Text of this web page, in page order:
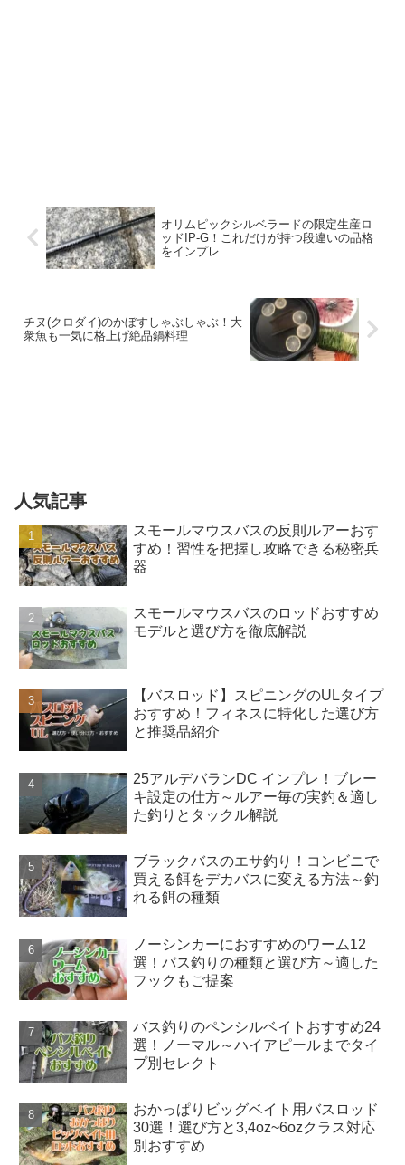
オリムピックシルベラードの限定生産ロ
ッドIP-G！これだけが持つ段違いの品格
をインプレ
チヌ(クロダイ)のかぼすしゃぶしゃぶ！大
衆魚も一気に格上げ絶品鍋料理
人気記事
スモールマウスバスの反則ルアーおす
すめ！習性を把握し攻略できる秘密兵
器
スモールマウスバスのロッドおすすめ
モデルと選び方を徹底解説
【バスロッド】スピニングのULタイプ
おすすめ！フィネスに特化した選び方
と推奨品紹介
25アルデバランDC インプレ！ブレー
キ設定の仕方～ルアー毎の実釣＆適し
た釣りとタックル解説
ブラックバスのエサ釣り！コンビニで
買える餌をデカバスに変える方法～釣
れる餌の種類
ノーシンカーにおすすめのワーム12
選！バス釣りの種類と選び方～適した
フックもご提案
バス釣りのペンシルベイトおすすめ24
選！ノーマル～ハイアピールまでタイ
プ別セレクト
おかっぱりビッグベイト用バスロッド
30選！選び方と3,4oz~6ozクラス対応
別おすすめ